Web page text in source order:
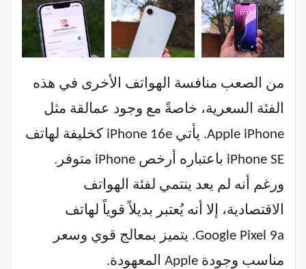
من الصعب منافسة الهواتف الأخرى في هذه
الفئة السعرية، خاصةً مع وجود عمالقة مثل
Apple iPhone. يأتي iPhone 16e كخليفة لهاتف
iPhone SE باعتباره أرخص iPhone متوفر.
ورغم أنه لم يعد ينتمي لفئة الهواتف
الاقتصادية، إلا أنه يُعتبر بديلاً قوياً لهاتف
Google Pixel 9a. يتميز بمعالج قوي وسعر
مناسب وجودة Apple المعهودة.